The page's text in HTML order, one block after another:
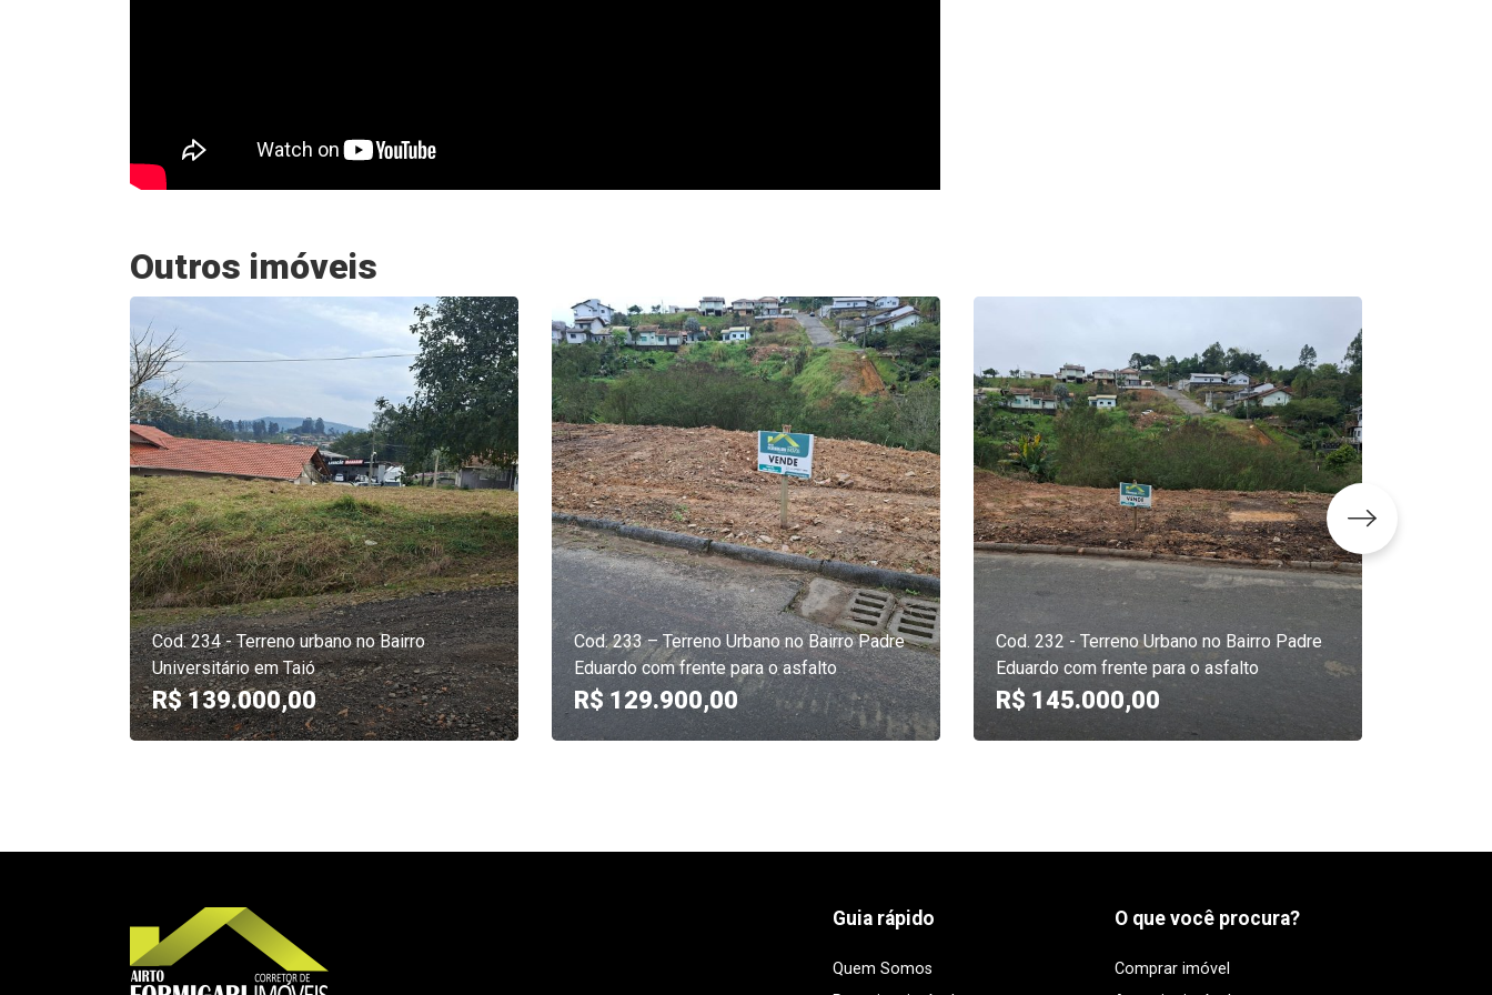
Outros imóveis
Cod. 234 - Terreno urbano no Bairro
Universitário em Taió
R$ 139.000,00
Cod. 233 – Terreno Urbano no Bairro Padre
Eduardo com frente para o asfalto
R$ 129.900,00
Cod. 232 - Terreno Urbano no Bairro Padre
Eduardo com frente para o asfalto
R$ 145.000,00
Guia rápido
Quem Somos
O que você procura?
Comprar imóvel